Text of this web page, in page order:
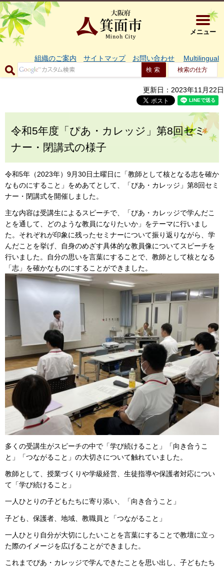
大阪府箕
メニュー
組織のご案内 サイトマップ お問い合わせ Multilingual
検索の仕方
更新日：2023年11月22日
令和5年度「ぴあ・カレッジ」第8回セミ
ナー・閉講式の様子
令和5年（2023年）9月30日土曜日に「教師として核となる志を確か
なものにすること」をめあてとして、「ぴあ・カレッジ」第8回セミ
ナー・閉講式を開催しました。
主な内容は受講生によるスピーチで、「ぴあ・カレッジで学んだこ
とを通して、どのような教員になりたいか」をテーマに行いまし
た。それぞれが印象に残ったセミナーについて振り返りながら、学
んだことを挙げ、自身のめざす具体的な教員像についてスピーチを
行いました。自分の思いを言葉にすることで、教師として核となる
「志」を確かなものにすることができました。
多くの受講生がスピーチの中で「学び続けること」「向き合うこ
と」「つながること」の大切さについて触れていました。
教師として、授業づくりや学級経営、生徒指導や保護者対応につい
て「学び続けること」
一人ひとりの子どもたちに寄り添い、「向き合うこと」
子ども、保護者、地域、教職員と「つながること」
一人ひとり自分が大切にしたいことを言葉にすることで教壇に立っ
た際のイメージを広げることができました。
これまでぴあ・カレッジで学んできたことを思い出し、子どもたち